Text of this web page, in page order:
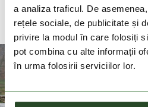
a analiza traficul. De
rețele sociale, de publicitate și
privire la modul în care folosiți
pot combina cu alte informații
în urma folosirii serviciilor lor.
DETALII PRODUS